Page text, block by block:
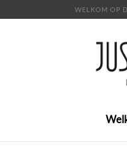
WELKOM OP
SALE